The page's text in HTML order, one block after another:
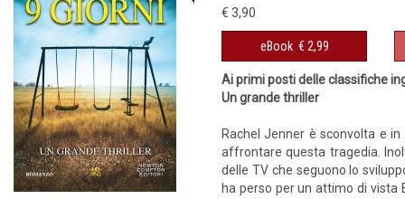
€ 3,90
eBook € 2,99
Ai primi posti delle classifiche
Un grande thriller
Rachel Jenner è sconvolta e
affrontare questa tragedia.
delle TV che seguono lo
ha perso per un attimo di vista